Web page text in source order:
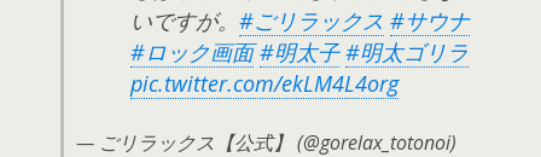
いですが。 #ごリラックス #サウナ
#ロック画面 #明太子 #明太ゴリラ
pic.twitter.com/ekLM4L4org
— ごリラックス【公式】 (@gorelax_totonoi)